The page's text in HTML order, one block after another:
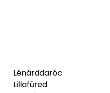
Lénárddaróc
Lillafüred